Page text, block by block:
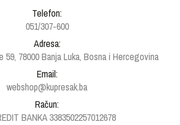
Telefon:
051/307-600
Adresa:
78000 Banja Luka, Bosna i Hercegovina
Email:
webshop@kupresak.ba
Račun:
BANKA 3383502257012678